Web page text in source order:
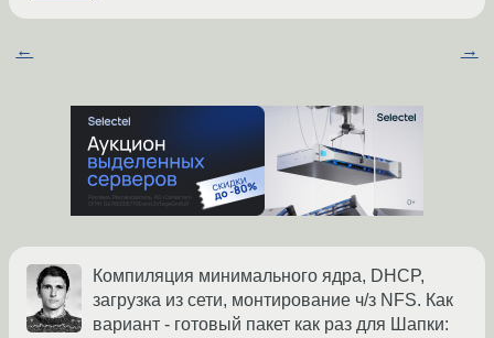
← →
Компиляция минимального ядра, DHCP,
загрузка из сети, монтирование ч/з NFS. Как
вариант - готовый пакет как раз для Шапки: